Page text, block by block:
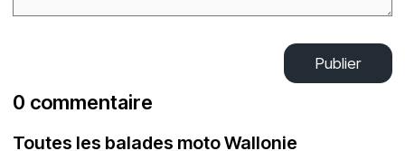
Publier
0 commentaire
Toutes les balades moto Wallonie